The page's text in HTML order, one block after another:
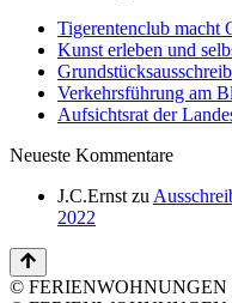
Tigerentenclub macht
Kunst erleben und
Verkehrsführung am
Aufsichtsrat der
Neueste Kommentare
J.C.Ernst zu
2022
© FERIENWOHNUNGEN